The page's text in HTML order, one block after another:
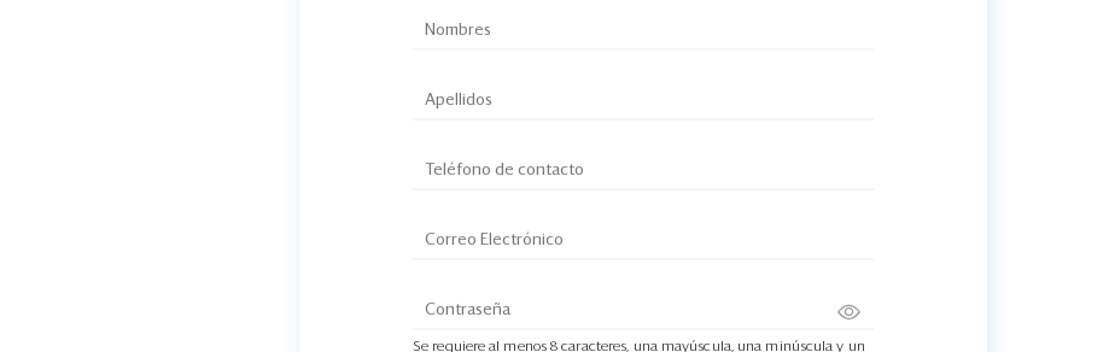
Se requiere al menos 8 caracteres, una mayúscula, una minúscula y un